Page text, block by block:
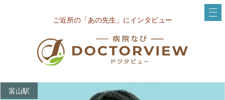
ご近所の「あの先生」にインタビュー
富山駅